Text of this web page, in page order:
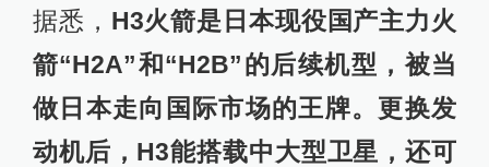
据悉， H3火箭是日本现役国产主力火
箭“H2A”和“H2B”的后续机型，被当
做日本走向国际市场的王牌。更换发
动机后，H3能搭载中大型卫星，还可